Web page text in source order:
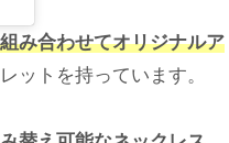
み合わせてオリジナルア
ットを持っています。